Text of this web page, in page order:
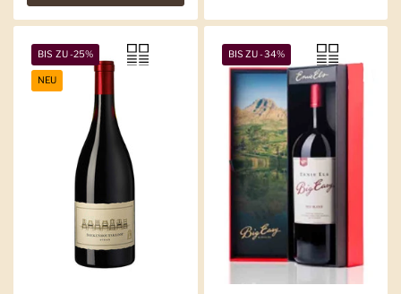
BIS ZU -25%
NEU
BIS ZU -34%